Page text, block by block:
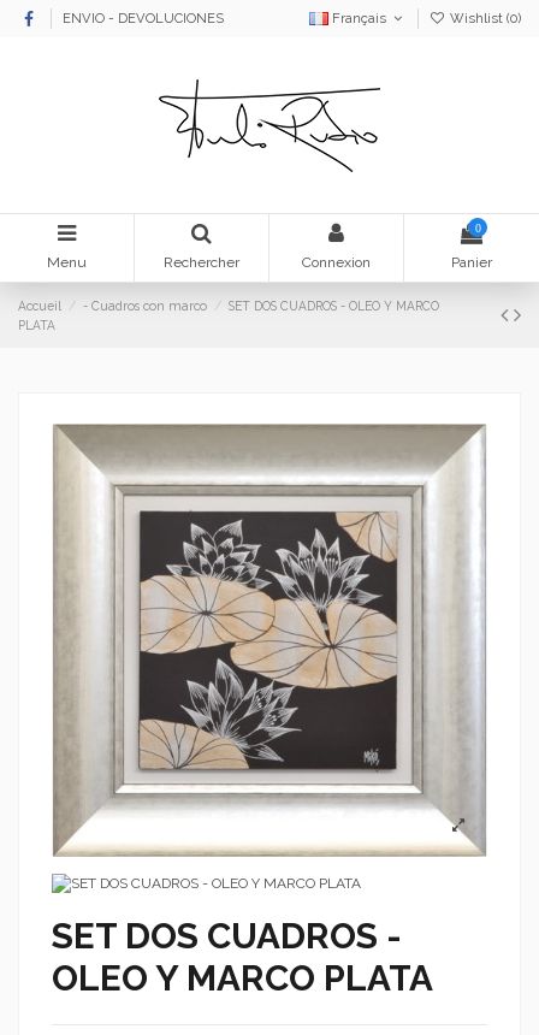
ENVIO - DEVOLUCIONES Français Wishlist (0)
Menu Rechercher Connexion
0
Panier
Accueil - Cuadros con marco
SET DOS CUADROS - OLEO Y MARCO
PLATA
SET DOS CUADROS -
OLEO Y MARCO PLATA